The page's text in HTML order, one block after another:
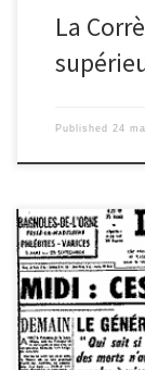
La
Published 24
De 1954 à 1962,
gouvernement
conséquences
anniversaires…
les noms d’ «